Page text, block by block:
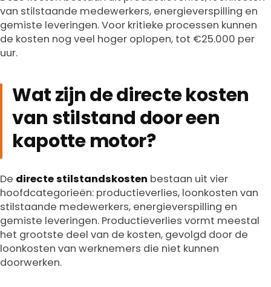
van stilstaande medewerkers, energieverspilling en
gemiste leveringen. Voor kritieke processen kunnen
de kosten nog veel hoger oplopen, tot €25.000 per
uur.
Wat zijn de directe kosten
van stilstand door een
kapotte motor?
De directe stilstandskosten bestaan uit vier
hoofdcategorieën: productieverlies, loonkosten van
stilstaande medewerkers, energieverspilling en
gemiste leveringen. Productieverlies vormt meestal
het grootste deel van de kosten, gevolgd door de
loonkosten van werknemers die niet kunnen
doorwerken.